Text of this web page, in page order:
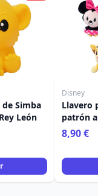
Simba
León
Disney
Llavero
patrón
8,90 €